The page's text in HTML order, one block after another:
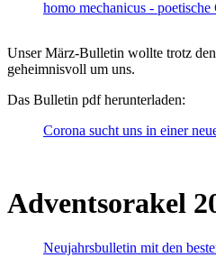
homo mechanicus - poetische
Unser März-Bulletin wollte trotz
geheimnisvoll um uns.
Das Bulletin pdf herunterladen:
Corona sucht uns in einer
Adventsorakel
Neujahrsbulletin mit den